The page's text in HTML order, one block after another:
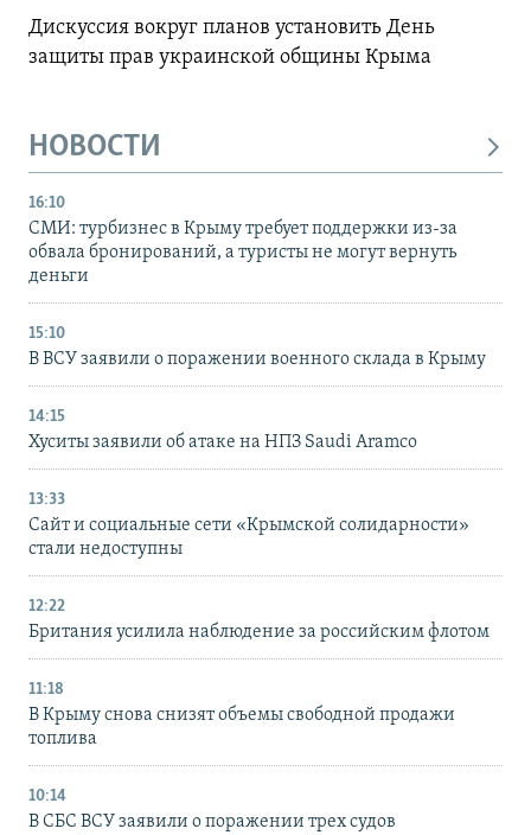
Дискуссия вокруг планов установить День
защиты прав украинской общины Крыма
НОВОСТИ
16:10
СМИ: турбизнес в Крыму требует поддержки из-за
обвала бронирований, а туристы не могут вернуть
деньги
15:10
В ВСУ заявили о поражении военного склада в Крыму
14:15
Хуситы заявили об атаке на НПЗ Saudi Aramco
13:33
Сайт и социальные сети «Крымской солидарности»
стали недоступны
12:22
Британия усилила наблюдение за российским флотом
11:18
В Крыму снова снизят объемы свободной продажи
топлива
10:14
В СБС ВСУ заявили о поражении трех судов